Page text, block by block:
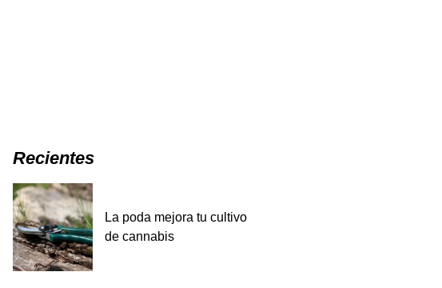
Recientes
La poda mejora tu cultivo
de cannabis